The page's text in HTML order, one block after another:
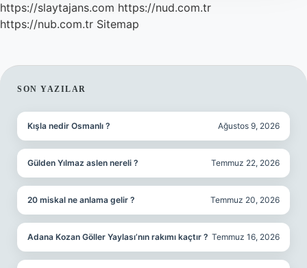
https://slaytajans.com https://nud.com.tr
https://nub.com.tr Sitemap
SIDEBAR
SON YAZILAR
Kışla nedir Osmanlı ? Ağustos 9, 2026
Gülden Yılmaz aslen nereli ? Temmuz 22, 2026
20 miskal ne anlama gelir ? Temmuz 20, 2026
Adana Kozan Göller Yaylası’nın rakımı kaçtır ? Temmuz 16, 2026